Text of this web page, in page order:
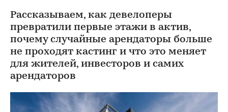
Рассказываем, как девелоперы
превратили первые этажи в актив,
почему случайные арендаторы больше
не проходят кастинг и что это меняет
для жителей, инвесторов и самих
арендаторов